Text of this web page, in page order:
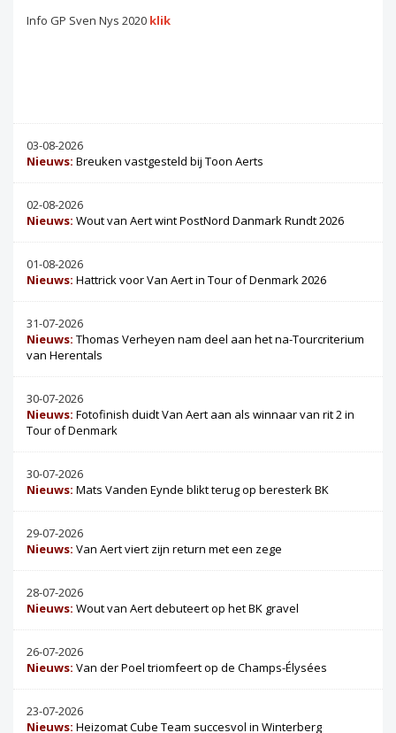
Info GP Sven Nys 2020 klik
03-08-2026
Nieuws: Breuken vastgesteld bij Toon Aerts
02-08-2026
Nieuws: Wout van Aert wint PostNord Danmark Rundt 2026
01-08-2026
Nieuws: Hattrick voor Van Aert in Tour of Denmark 2026
31-07-2026
Nieuws: Thomas Verheyen nam deel aan het na-Tourcriterium
van Herentals
30-07-2026
Nieuws: Fotofinish duidt Van Aert aan als winnaar van rit 2 in
Tour of Denmark
30-07-2026
Nieuws: Mats Vanden Eynde blikt terug op beresterk BK
29-07-2026
Nieuws: Van Aert viert zijn return met een zege
28-07-2026
Nieuws: Wout van Aert debuteert op het BK gravel
26-07-2026
Nieuws: Van der Poel triomfeert op de Champs-Élysées
23-07-2026
Nieuws: Heizomat Cube Team succesvol in Winterberg